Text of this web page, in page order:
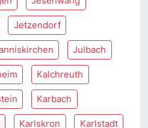
Jetzendorf
Julbach
Kalchreuth
Karbach
Karlskron Karlstadt